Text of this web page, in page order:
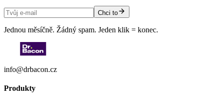
Chci to
Jednou měsíčně. Žádný spam. Jeden klik = konec.
info@drbacon.cz
Produkty